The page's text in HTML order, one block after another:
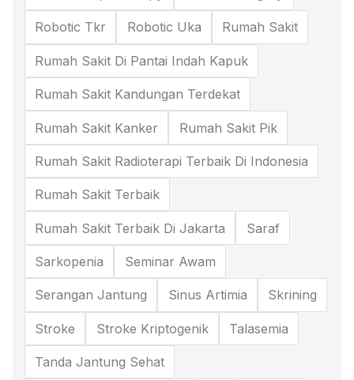
Robotic Tkr Robotic Uka Rumah Sakit
Rumah Sakit Di Pantai Indah Kapuk
Rumah Sakit Kandungan Terdekat
Rumah Sakit Kanker Rumah Sakit Pik
Rumah Sakit Radioterapi Terbaik Di Indonesia
Rumah Sakit Terbaik
Rumah Sakit Terbaik Di Jakarta Saraf
Sarkopenia Seminar Awam
Serangan Jantung Sinus Artimia Skrining
Stroke Stroke Kriptogenik Talasemia
Tanda Jantung Sehat